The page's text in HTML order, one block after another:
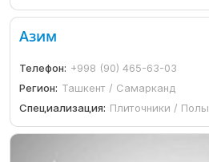
Азим
Телефон: +998 (90) 465-63-03
Регион: Ташкент / Самарканд
Специализация: Плиточники / Полы